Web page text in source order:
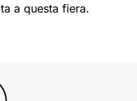
a questa fiera.